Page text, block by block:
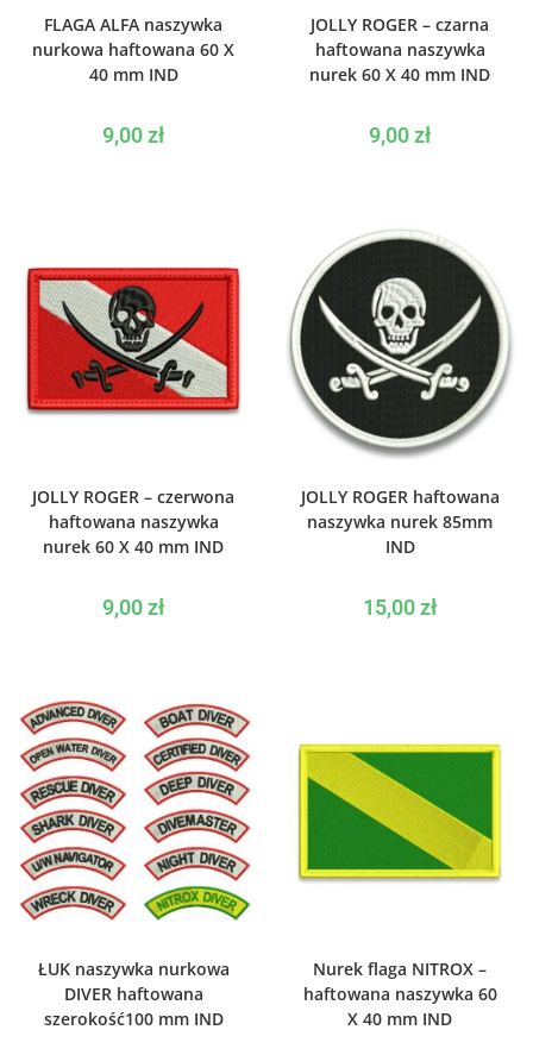
FLAGA ALFA naszywka
nurkowa haftowana 60 X
40 mm IND
9,00zł
JOLLY ROGER – czarna
haftowana naszywka
nurek 60 X 40 mm IND
9,00zł
JOLLY ROGER – czerwona
haftowana naszywka
nurek 60 X 40 mm IND
9,00zł
JOLLY ROGER haftowana
naszywka nurek 85mm
IND
15,00zł
ŁUK naszywka nurkowa
DIVER haftowana
szerokość100 mm IND
Nurek flaga NITROX –
haftowana naszywka 60
X 40 mm IND